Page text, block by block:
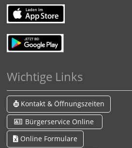
Wichtige Links
Kontakt & Öffnungszeiten
Bürgerservice Online
Online Formulare